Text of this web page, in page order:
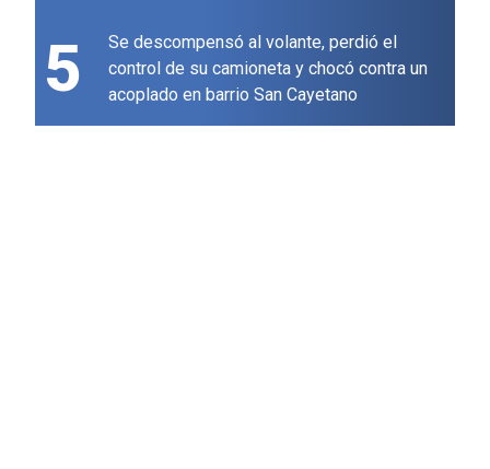
5
Se descompensó al volante, perdió el
control de su camioneta y chocó contra un
acoplado en barrio San Cayetano